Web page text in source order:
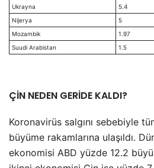
Ukrayna
5.4
Nijerya
5
Mozambik
1.97
Suudi Arabistan
1.5
ÇİN NEDEN GERİDE KALDI?
Koronavirüs salgını sebebiyle
büyüme rakamlarına ulaşıldı.
ekonomisi ABD yüzde 12.2